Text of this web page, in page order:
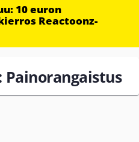
10 euron
Reactoonz-